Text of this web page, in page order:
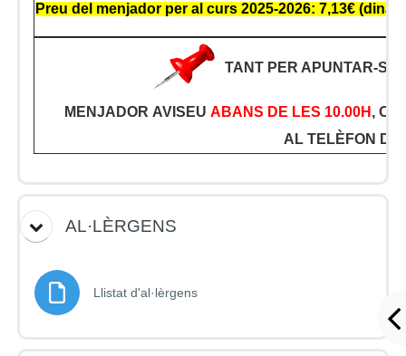
Preu del menjador per al curs 2025-2026: 7,13€ (dinar
TANT PER APUNTAR-SE
MENJADOR AVISEU ABANS DE LES 10.00H , O
AL TELÈFON DE
AL·LÈRGENS
Llistat d'al·lèrgensFitxer